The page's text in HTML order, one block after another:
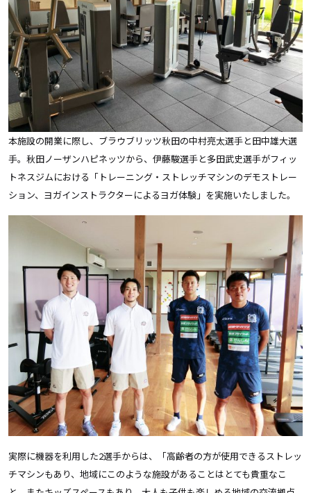
本施設の開業に際し、ブラウブリッツ秋田の中村亮太選手と田中雄大選
手。秋田ノーザンハピネッツから、伊藤駿選手と多田武史選手がフィッ
トネスジムにおける「トレーニング・ストレッチマシンのデモストレー
ション、ヨガインストラクターによるヨガ体験」を実施いたしました。
実際に機器を利用した2選手からは、「高齢者の方が使用できるストレッ
チマシンもあり、地域にこのような施設があることはとても貴重なこ